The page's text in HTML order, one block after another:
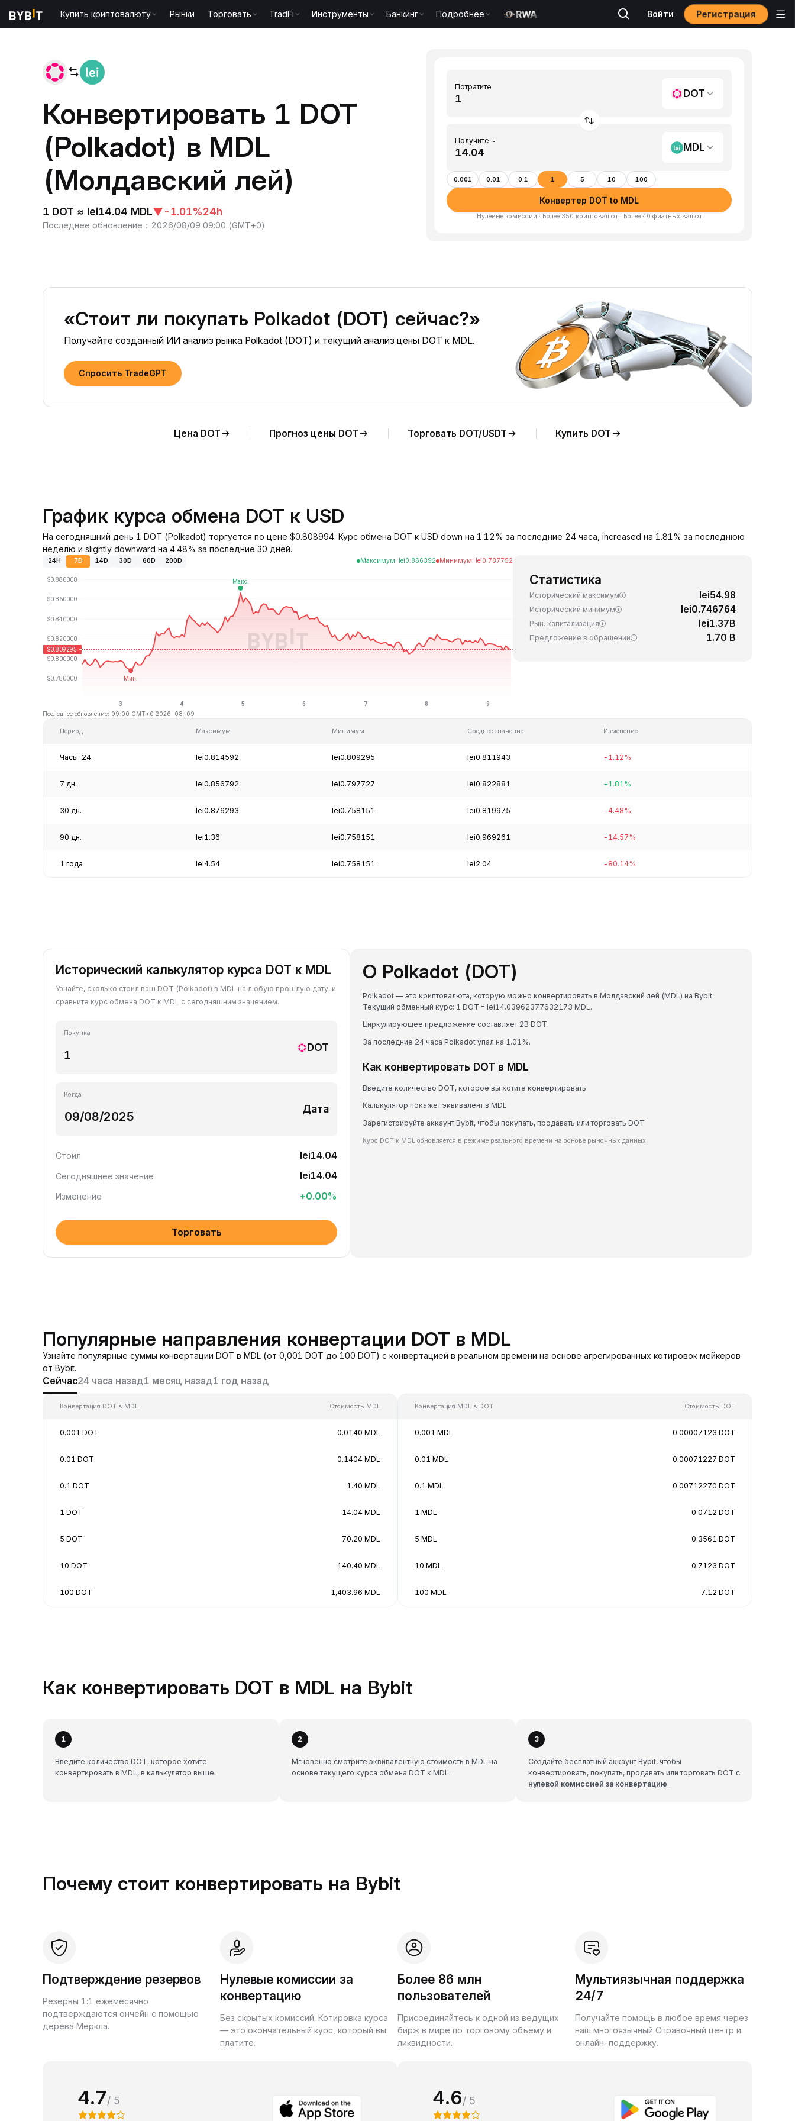
Купить криптовалюту Рынки Торговать TradFi Инструменты Банкинг Подробнее Войти Регистрация
Конвертировать 1 DOT
(Polkadot) в MDL
(Молдавский лей)
1 DOT ≈ lei14.04 MDL▼-1.01%24h
Последнее обновление ： 2026/08/09 09:00 (GMT+0)
Потратите
DOT
Получите ~
MDL
0.001 0.01 0.1 1 5 10 100
Конвертер DOT to MDL
Нулевые комиссии · Более 350 криптовалют · Более 40 фиатных валют
«Стоит ли покупать Polkadot (DOT) сейчас?»
Получайте созданный ИИ анализ рынка Polkadot (DOT) и текущий анализ цены DOT к MDL.
Спросить TradeGPT
Цена DOT Прогноз цены DOT Торговать DOT/USDT Купить DOT
График курса обмена DOT к USD
На сегодняшний день 1 DOT (Polkadot) торгуется по цене $0.808994. Курс обмена DOT к USD down на 1.12% за последние 24 часа, increased на 1.81% за последнюю
неделю и slightly downward на 4.48% за последние 30 дней.
24H 7D 14D 30D 60D 200D Максимум: lei0.866392 Минимум: lei0.787752
Последнее обновление: 09:00 GMT+0 2026-08-09
Статистика
Исторический максимум lei54.98
Исторический минимум lei0.746764
Рын. капитализация lei1.37B
Предложение в обращении 1.70 B
Период Максимум Минимум Среднее значение Изменение
Часы: 24 lei0.814592 lei0.809295 lei0.811943 -1.12%
7 дн. lei0.856792 lei0.797727 lei0.822881 +1.81%
30 дн. lei0.876293 lei0.758151 lei0.819975 -4.48%
90 дн. lei1.36 lei0.758151 lei0.969261 -14.57%
1 года lei4.54 lei0.758151 lei2.04 -80.14%
Исторический калькулятор курса DOT к MDL
Узнайте, сколько стоил ваш DOT (Polkadot) в MDL на любую прошлую дату, и
сравните курс обмена DOT к MDL с сегодняшним значением.
Покупка
DOT
Когда
Дата
Стоил lei14.04
Сегодняшнее значение lei14.04
Изменение +0.00%
Торговать
О Polkadot (DOT)
Polkadot — это криптовалюта, которую можно конвертировать в Молдавский лей (MDL) на Bybit.
Текущий обменный курс: 1 DOT = lei14.03962377632173 MDL.
Циркулирующее предложение составляет 2B DOT.
За последние 24 часа Polkadot упал на 1.01%.
Как конвертировать DOT в MDL
Введите количество DOT, которое вы хотите конвертировать
Калькулятор покажет эквивалент в MDL
Зарегистрируйте аккаунт Bybit, чтобы покупать, продавать или торговать DOT
Курс DOT к MDL обновляется в режиме реального времени на основе рыночных данных.
Популярные направления конвертации DOT в MDL
Узнайте популярные суммы конвертации DOT в MDL (от 0,001 DOT до 100 DOT) с конвертацией в реальном времени на основе агрегированных котировок мейкеров
от Bybit.
Сейчас24 часа назад1 месяц назад1 год назад
Конвертация DOT в MDL Стоимость MDL
0.001 DOT 0.0140 MDL
0.01 DOT 0.1404 MDL
0.1 DOT 1.40 MDL
1 DOT 14.04 MDL
5 DOT 70.20 MDL
10 DOT 140.40 MDL
100 DOT 1,403.96 MDL
Конвертация MDL в DOT Стоимость DOT
0.001 MDL 0.00007123 DOT
0.01 MDL 0.00071227 DOT
0.1 MDL 0.00712270 DOT
1 MDL 0.0712 DOT
5 MDL 0.3561 DOT
10 MDL 0.7123 DOT
100 MDL 7.12 DOT
Как конвертировать DOT в MDL на Bybit
1
Введите количество DOT, которое хотите
конвертировать в MDL, в калькулятор выше.
2
Мгновенно смотрите эквивалентную стоимость в MDL на
основе текущего курса обмена DOT к MDL.
3
Создайте бесплатный аккаунт Bybit, чтобы
конвертировать, покупать, продавать или торговать DOT с
нулевой комиссией за конвертацию.
Почему стоит конвертировать на Bybit
Подтверждение резервов
Резервы 1:1 ежемесячно
подтверждаются ончейн с помощью
дерева Меркла.
Нулевые комиссии за
конвертацию
Без скрытых комиссий. Котировка курса
— это окончательный курс, который вы
платите.
Более 86 млн
пользователей
Присоединяйтесь к одной из ведущих
бирж в мире по торговому объему и
ликвидности.
Мультиязычная поддержка
24/7
Получайте помощь в любое время через
наш многоязычный Справочный центр и
онлайн-поддержку.
4.7/ 5 4.6/ 5